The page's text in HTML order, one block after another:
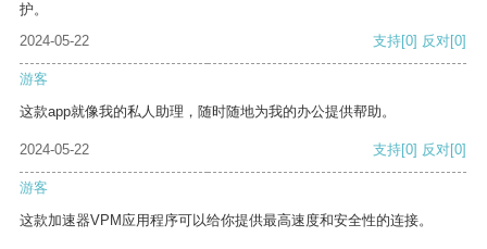
护。
2024-05-22
支持[0] 反对[0]
游客
这款app就像我的私人助理，随时随地为我的办公提供帮助。
2024-05-22 支持[0] 反对[0]
游客
这款加速器VPM应用程序可以给你提供最高速度和安全性的连接。